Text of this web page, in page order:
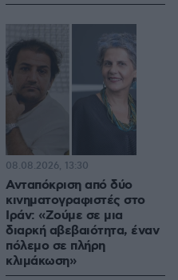
Ανταπόκριση από δύο
κινηματογραφιστές στο
Ιράν: «Ζούμε σε μια
διαρκή αβεβαιότητα, έναν
πόλεμο σε πλήρη
κλιμάκωση»
08.08.2026, 13:30